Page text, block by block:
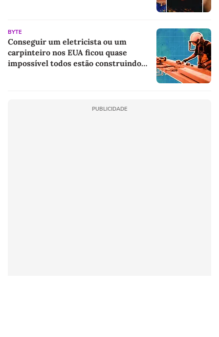
BYTE
Conseguir um eletricista ou um
carpinteiro nos EUA ficou quase
impossível todos estão construindo
PUBLICIDADE